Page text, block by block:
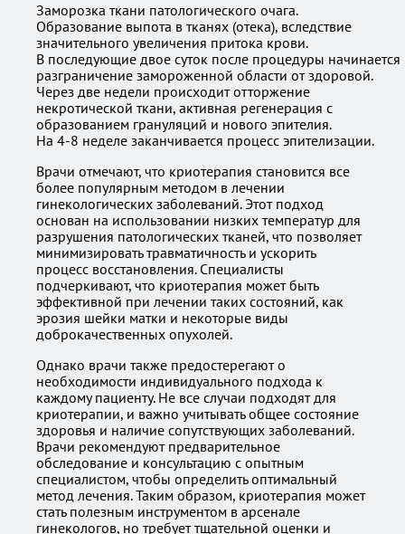
Заморозка ткани патологического очага.
Образование выпота в тканях (отека), вследствие
значительного увеличения притока крови.
В последующие двое суток после процедуры начинается
разграничение замороженной области от здоровой.
Через две недели происходит отторжение
некротической ткани, активная регенерация с
образованием грануляций и нового эпителия.
На 4-8 неделе заканчивается процесс эпителизации.
Врачи отмечают, что криотерапия становится все
более популярным методом в лечении
гинекологических заболеваний. Этот подход
основан на использовании низких температур для
разрушения патологических тканей, что позволяет
минимизировать травматичность и ускорить
процесс восстановления. Специалисты
подчеркивают, что криотерапия может быть
эффективной при лечении таких состояний, как
эрозия шейки матки и некоторые виды
доброкачественных опухолей.
Однако врачи также предостерегают о
необходимости индивидуального подхода к
каждому пациенту. Не все случаи подходят для
криотерапии, и важно учитывать общее состояние
здоровья и наличие сопутствующих заболеваний.
Врачи рекомендуют предварительное
обследование и консультацию с опытным
специалистом, чтобы определить оптимальный
метод лечения. Таким образом, криотерапия может
стать полезным инструментом в арсенале
гинекологов, но требует тщательной оценки и